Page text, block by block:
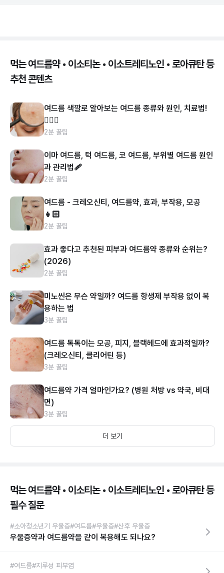
먹는 여드름약 • 이소티논 • 이소트레티노인 • 로아큐탄 등
추천 콘텐츠
여드름 색깔로 알아보는 여드름 종류와 원인, 치료법!
👩🏻‍⚕️
2분 꿀팁
이마 여드름, 턱 여드름, 코 여드름, 부위별 여드름 원인
과 관리법🩹
2분 꿀팁
여드름 - 크레오신티, 여드름약, 효과, 부작용, 모공
👧🏻
2분 꿀팁
효과 좋다고 추천된 피부과 여드름약 종류와 순위는?
(2026)
2분 꿀팁
미노씬은 무슨 약일까? 여드름 항생제 부작용 없이 복
용하는 법
3분 꿀팁
여드름 톡톡이는 모공, 피지, 블랙헤드에 효과적일까?
(크레오신티, 클리어틴 등)
3분 꿀팁
여드름약 가격 얼마인가요? (병원 처방 vs 약국, 비대
면)
3분 꿀팁
더 보기
먹는 여드름약 • 이소티논 • 이소트레티노인 • 로아큐탄 등
필수 질문
#소아청소년기 우울증#여드름#우울증#산후 우울증
우울증약과 여드름약을 같이 복용해도 되나요?
#여드름#지루성 피부염